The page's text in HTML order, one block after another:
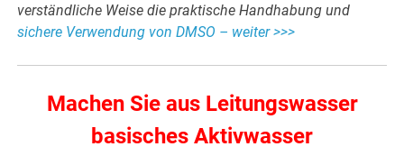
verständliche Weise die praktische Handhabung und
sichere Verwendung von DMSO – weiter >>>
Machen Sie aus Leitungswasser
basisches Aktivwasser